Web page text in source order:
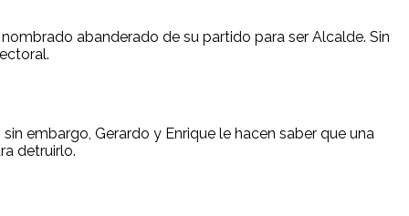
abanderado de su partido para ser Alcalde. Sin
embargo, Gerardo y Enrique le hacen saber que una
detruirlo.